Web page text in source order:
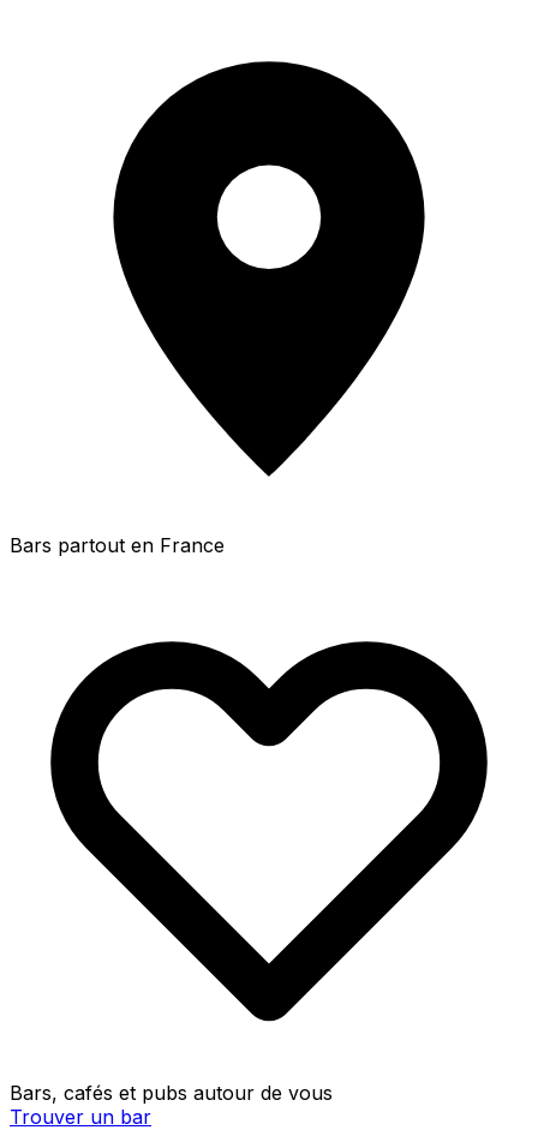
Bars partout en France
Bars, cafés et pubs autour de vous
Trouver un bar